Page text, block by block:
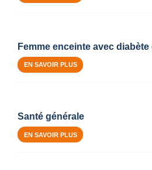
Femme enceinte avec diabète
EN SAVOIR PLUS
Santé générale
EN SAVOIR PLUS